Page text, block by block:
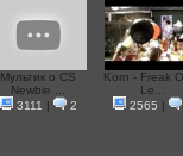
Мультик о CS
Newbie ...
3111 | 2
Korn - Freak
Le...
2565 |